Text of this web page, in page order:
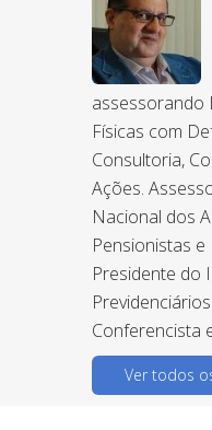
assessorando
Físicas com
Consultoria,
Ações.
Nacional dos
Pensionistas
Presidente do
Conferencista
Ver todos